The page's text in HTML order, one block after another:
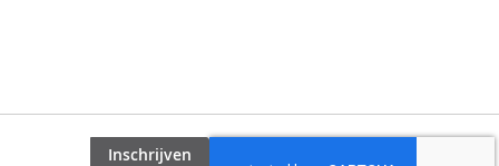
Inschrijven